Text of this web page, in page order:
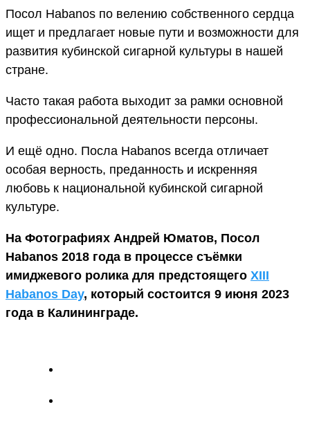
Посол Habanos по велению собственного сердца
ищет и предлагает новые пути и возможности для
развития кубинской сигарной культуры в нашей
стране.
Часто такая работа выходит за рамки основной
профессиональной деятельности персоны.
И ещё одно. Посла Habanos всегда отличает
особая верность, преданность и искренняя
любовь к национальной кубинской сигарной
культуре.
На Фотографиях Андрей Юматов, Посол
Habanos 2018 года в процессе съёмки
имиджевого ролика для предстоящего XIII
Habanos Day, который состоится 9 июня 2023
года в Калининграде.